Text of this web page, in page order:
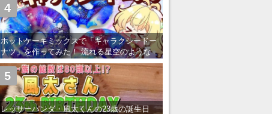
ホットケーキミックスで「ギャラクシードー
ナツ」を作ってみた！ 流れる星空のような
レンチン・レシピを紹介
4
レッサーパンダ・風太くんの23歳の誕生日
5